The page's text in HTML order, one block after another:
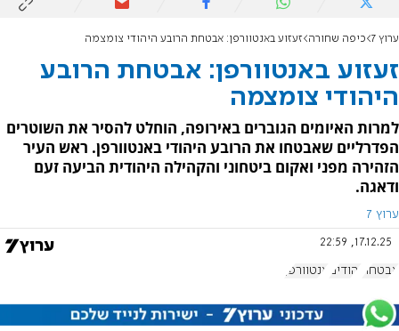
ערוץ 7 כיפה שחורה זעזוע באנטוורפן: אבטחת הרובע היהודי צומצמה
זעזוע באנטוורפן: אבטחת הרובע
היהודי צומצמה
למרות האיומים הגוברים באירופה, הוחלט להסיר את השוטרים
הפדרליים שאבטחו את הרובע היהודי באנטוורפן. ראש העיר
הזהירה מפני ואקום ביטחוני והקהילה היהודית הביעה זעם
ודאגה.
ערוץ 7
17.12.25, 22:59
אבטחה יהודים אנטוורפן